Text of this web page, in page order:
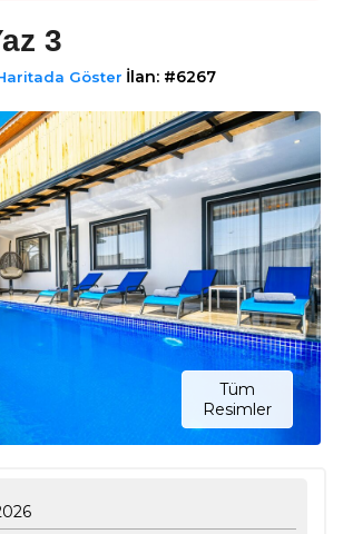
3
Göster İlan: #6267
Tüm
Resimler